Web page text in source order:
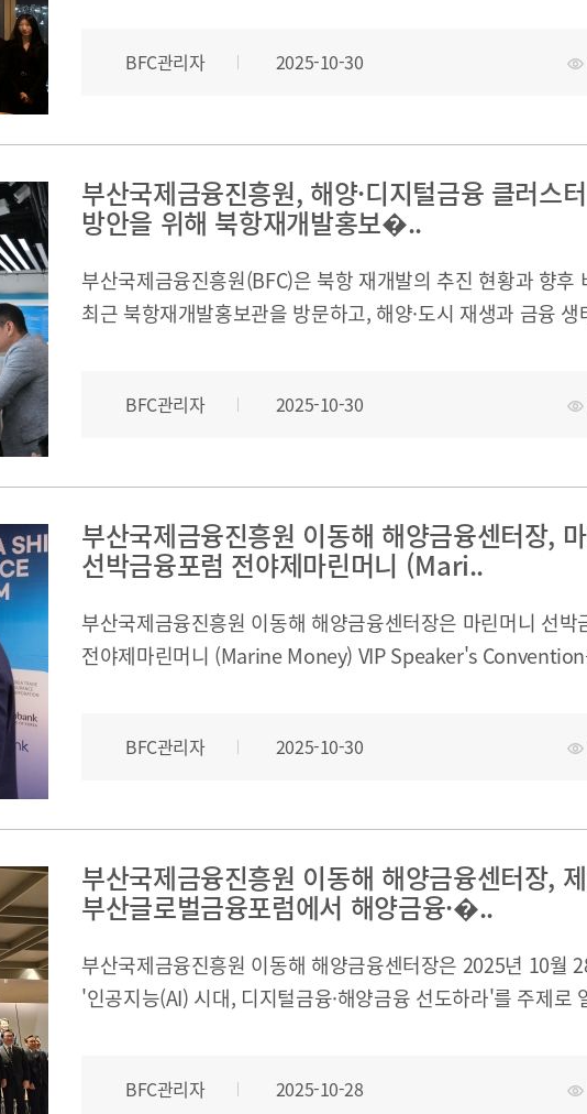
블로그
소개
연혁
해양금융센터
기부금내역
오시는 길
Family Site
디지털금융 생태계 고도화, 글로벌 네트워크 확장, 그리고 연
실장, 김은아 팀장, 김대진 매니저, 남경민 매니저 - 부산시 이
주택금융공사 신승용 부장 - 기술보증기금 이관우 글로벌협력
Michael Mainelli Z/Yen Group 회장ㅇ 주요내용 : 연결성과
부산의 해양산업 경쟁력과 금융을 결합한 금융중심지 도약을
BFC관리자 2025-10-30
부산국제금융진흥원, 해양·디지털금융 클러스
방안을 위해 북항재개발홍보�..
부산국제금융진흥원(BFC)은 북항 재개발의 추진 현황과 향후
최근 북항재개발홍보관을 방문하고, 해양·도시 재생과 금융 생
의견을 공유하였습니다.ㅇ 방문일시 : 2025. 10. 30.(목) 11:00
BFC관리자 2025-10-30
부산국제금융진흥원 이동해 해양금융센터장,
선박금융포럼 전야제마린머니 (Mari..
부산국제금융진흥원 이동해 해양금융센터장은 마린머니 선박
전야제마린머니 (Marine Money) VIP Speaker's
BFC관리자 2025-10-30
부산국제금융진흥원 이동해 해양금융센터장,
부산글로벌금융포럼에서 해양금융·�..
부산국제금융진흥원 이동해 해양금융센터장은 2025년 10월
'인공지능(AI) 시대, 디지털금융·해양금융 선도하라'를 주제로
시장)이 기조연설을 통해 글로벌 금융허브로서 부산이 나아가
BFC관리자 2025-10-28